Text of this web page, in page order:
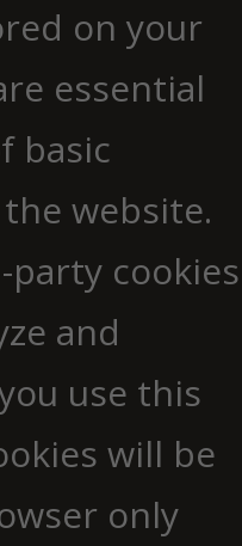
on your
essential
basic
website.
party cookies
and
use this
will be
only